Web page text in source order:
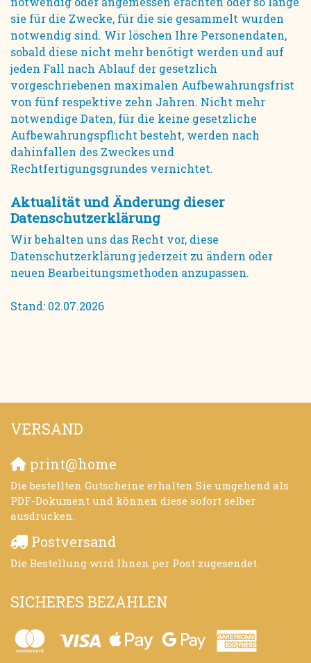
sie für die Zwecke, für die sie gesammelt wurden
notwendig sind. Wir löschen Ihre Personendaten,
sobald diese nicht mehr benötigt werden und auf
jeden Fall nach Ablauf der gesetzlich
vorgeschriebenen maximalen Aufbewahrungsfrist
von fünf respektive zehn Jahren. Nicht mehr
notwendige Daten, für die keine gesetzliche
Aufbewahrungspflicht besteht, werden nach
dahinfallen des Zweckes und
Rechtfertigungsgrundes vernichtet.
Aktualität und Änderung dieser
Datenschutzerklärung
Wir behalten uns das Recht vor, diese
Datenschutzerklärung jederzeit zu ändern oder
neuen Bearbeitungsmethoden anzupassen.
Stand: 02.07.2026
VERSAND
print@home
Die bestellten Gutscheine erhalten Sie umgehend als
PDF-Dokument und können diese sofort selber
ausdrucken.
Postversand
Die Bestellung wird Ihnen per Post zugesendet.
SICHERES BEZAHLEN